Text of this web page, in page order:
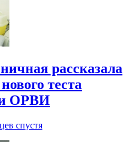
рассказала
теста
ОРВИ
спустя